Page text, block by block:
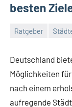
besten
Ratgeber
Deutschland
Möglichkeiten
nach einem
aufregende